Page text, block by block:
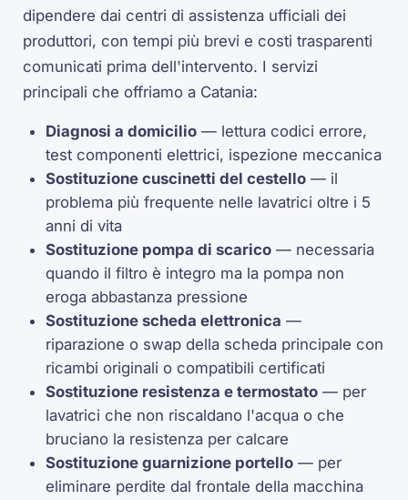
dipendere dai centri di assistenza ufficiali dei
produttori, con tempi più brevi e costi trasparenti
comunicati prima dell'intervento. I servizi
principali che offriamo a Catania:
Diagnosi a domicilio — lettura codici errore,
test componenti elettrici, ispezione meccanica
Sostituzione cuscinetti del cestello — il
problema più frequente nelle lavatrici oltre i 5
anni di vita
Sostituzione pompa di scarico — necessaria
quando il filtro è integro ma la pompa non
eroga abbastanza pressione
Sostituzione scheda elettronica —
riparazione o swap della scheda principale con
ricambi originali o compatibili certificati
Sostituzione resistenza e termostato — per
lavatrici che non riscaldano l'acqua o che
bruciano la resistenza per calcare
Sostituzione guarnizione portello — per
eliminare perdite dal frontale della macchina